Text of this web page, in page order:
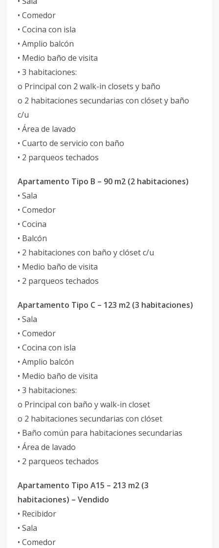
• Comedor
• Cocina con isla
• Amplio balcón
• Medio baño de visita
• 3 habitaciones:
o Principal con 2 walk-in closets y baño
o 2 habitaciones secundarias con clóset y baño
c/u
• Área de lavado
• Cuarto de servicio con baño
• 2 parqueos techados
Apartamento Tipo B – 90 m2 (2 habitaciones)
• Sala
• Comedor
• Cocina
• Balcón
• 2 habitaciones con baño y clóset c/u
• Medio baño de visita
• 2 parqueos techados
Apartamento Tipo C – 123 m2 (3 habitaciones)
• Sala
• Comedor
• Cocina con isla
• Amplio balcón
• Medio baño de visita
• 3 habitaciones:
o Principal con baño y walk-in closet
o 2 habitaciones secundarias con clóset
• Baño común para habitaciones secundarias
• Área de lavado
• 2 parqueos techados
Apartamento Tipo A15 – 213 m2 (3
habitaciones) – Vendido
• Recibidor
• Sala
• Comedor